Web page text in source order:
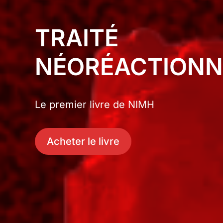
TRAITÉ
Le premier livre de NIMH
Acheter le livre